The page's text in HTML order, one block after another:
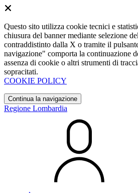
Questo sito utilizza cookie tecnici e
chiusura del banner mediante selezione
contraddistinto dalla X o tramite il
navigazione" comporta la continuazione
assenza di cookie o altri strumenti di
sopracitati.
COOKIE POLICY
Continua la navigazione
Regione Lombardia